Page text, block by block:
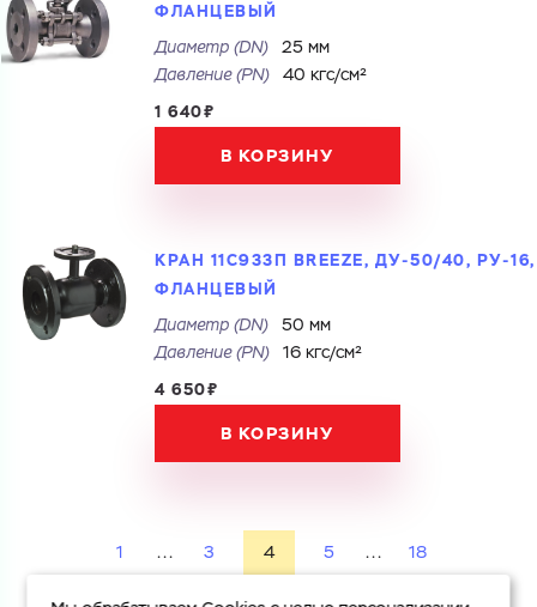
ФЛАНЦЕВЫЙ
Диаметр (DN)
25 мм
Давление (РN)
40 кгс/см²
1 640₽
В КОРЗИНУ
КРАН 11С933П BREEZE, ДУ-50/40, РУ-16,
ФЛАНЦЕВЫЙ
Диаметр (DN)
50 мм
Давление (РN)
16 кгс/см²
4 650₽
В КОРЗИНУ
1 ... 3 4 5 ... 18